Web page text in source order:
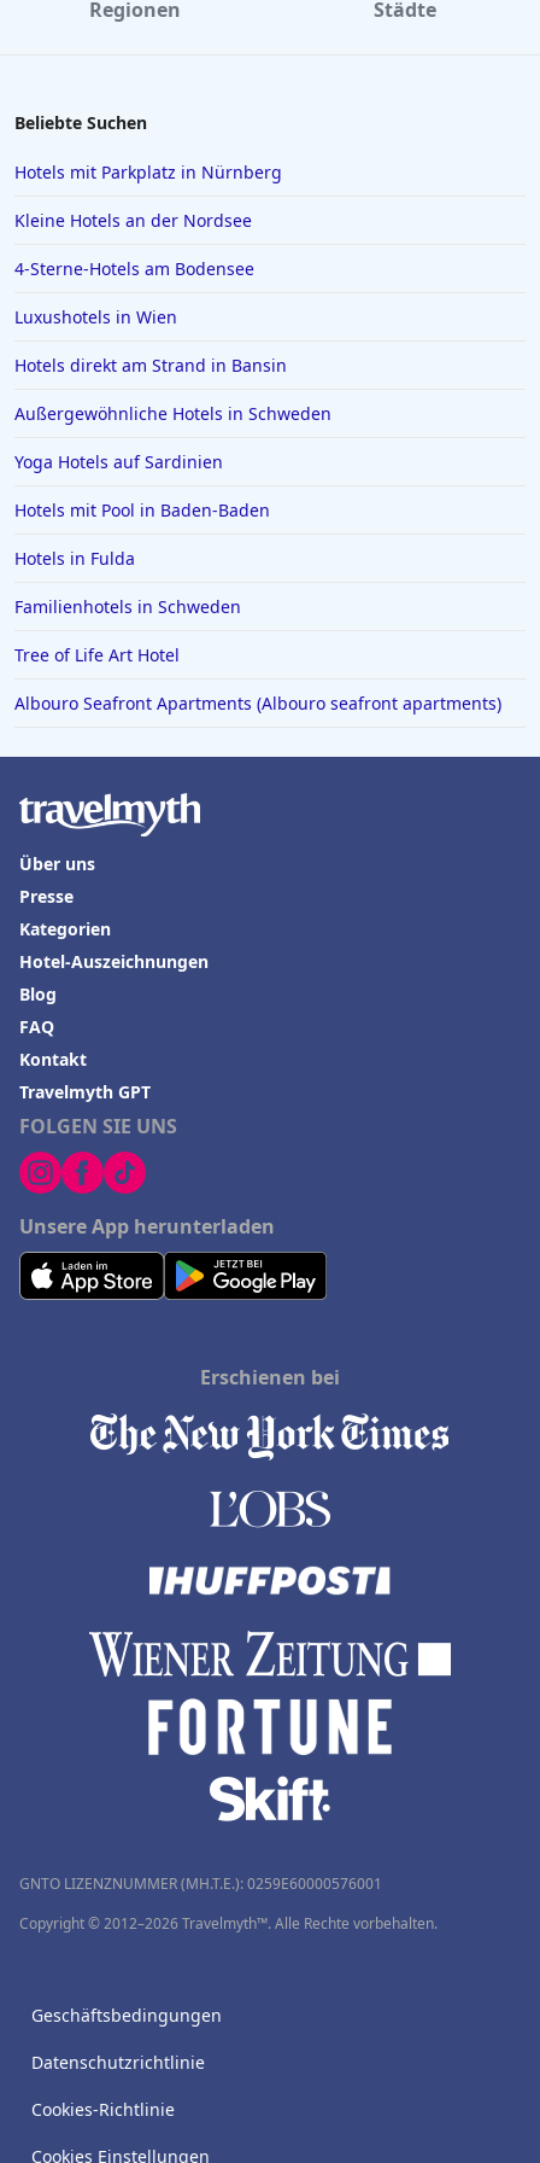
Hotels in Kiel
Hotels in Lissabon
Hotels in Madrid
Hotels in Wyk auf Föhr
Hotels in Bad Bramstedt
Hotels in Iserlohn
Hotels in Norden
Regionen Städte
Beliebte Suchen
Hotels mit Parkplatz in Nürnberg
Kleine Hotels an der Nordsee
4-Sterne-Hotels am Bodensee
Luxushotels in Wien
Hotels direkt am Strand in Bansin
Außergewöhnliche Hotels in Schweden
Yoga Hotels auf Sardinien
Hotels mit Pool in Baden-Baden
Hotels in Fulda
Familienhotels in Schweden
Tree of Life Art Hotel
Albouro Seafront Apartments (Albouro seafront apartments)
FOLGEN SIE UNS
Unsere App herunterladen
Über uns
Presse
Kategorien
Hotel-Auszeichnungen
Blog
FAQ
Kontakt
Travelmyth GPT
Erschienen bei
GNTO LIZENZNUMMER (MH.T.E.): 0259Ε60000576001
Copyright © 2012–2026 Travelmyth™. Alle Rechte vorbehalten.
Geschäftsbedingungen
Datenschutzrichtlinie
Cookies-Richtlinie
Cookies Einstellungen